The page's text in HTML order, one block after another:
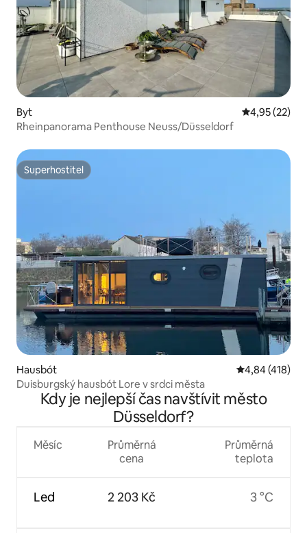
Byt Průměrné
4,95 (22)
Rheinpanorama Penthouse Neuss/Düsseldorf
Superhostitel
Superhostitel
Hausbót Průměrné
4,84 (418)
Duisburgský hausbót Lore v srdci města
Kdy je nejlepší čas navštívit město
Düsseldorf?
Měsíc
Led
Průměrná
cena
2 203 Kč
Průměrná
teplota
3 °C